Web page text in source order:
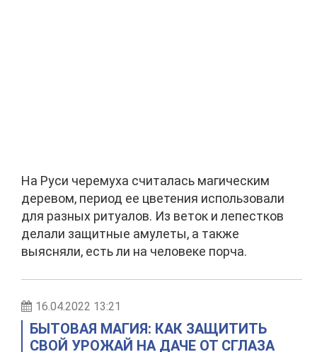
На Руси черемуха считалась магическим
деревом, период ее цветения использовали
для разных ритуалов. Из веток и лепестков
делали защитные амулеты, а также
выясняли, есть ли на человеке порча.
16.04.2022 13:21
БЫТОВАЯ МАГИЯ: КАК ЗАЩИТИТЬ
СВОЙ УРОЖАЙ НА ДАЧЕ ОТ СГЛАЗА